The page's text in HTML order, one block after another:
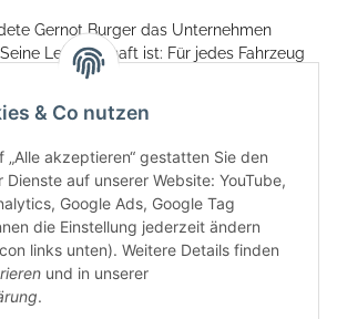
Gernot Burger das Unternehmen
Leidenschaft ist: Für jedes Fahrzeug
- passgenau und individuell.
Reifenschuhe, Hardtopständer hinzu.
Techniken und Materialien gefertigt.
seit der Gründung ein
welches sich seit 2010 auf
Hier haben Sie zu den üblichen
einen persönlichen Ansprechpartner,
um die Produkte von dasMOBILWERK
& Co nutzen
„Alle akzeptieren“ gestatten Sie den
auf unserer Website: YouTube,
Google Ads, Google Tag
die Einstellung jederzeit ändern
links unten). Weitere Details finden
und in unserer
.